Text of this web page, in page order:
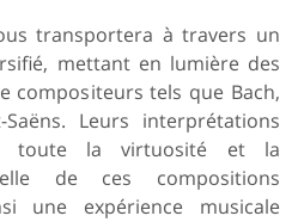
transportera à travers un
mettant en lumière des
compositeurs tels que Bach,
Leurs interprétations
toute la virtuosité et la
de ces compositions
une expérience musicale